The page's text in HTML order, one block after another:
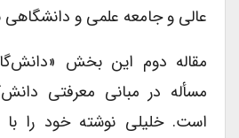
عالی و جامعه علمی و دانشگاهی
مقاله دوم این بخش
مسأله در مبانی معرفتی
است. خلیلی نوشته خود را با